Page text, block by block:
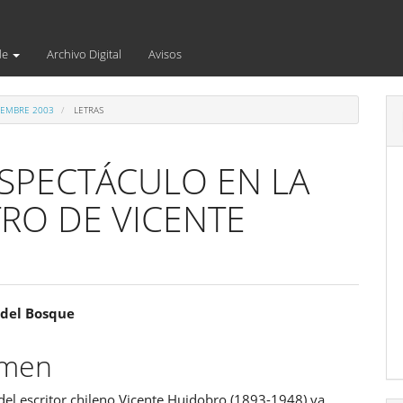
Archivo Digital Avisos
2003 LETRAS
EN LA
DE VICENTE
Bosque
escritor chileno Vicente Huidobro (1893-1948) va